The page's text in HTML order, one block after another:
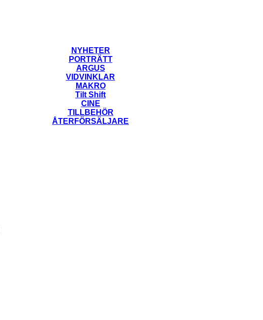
NYHETER
PORTRÄTT
ARGUS
VIDVINKLAR
MAKRO
Tilt Shift
CINE
TILLBEHÖR
ÅTERFÖRSÄLJARE